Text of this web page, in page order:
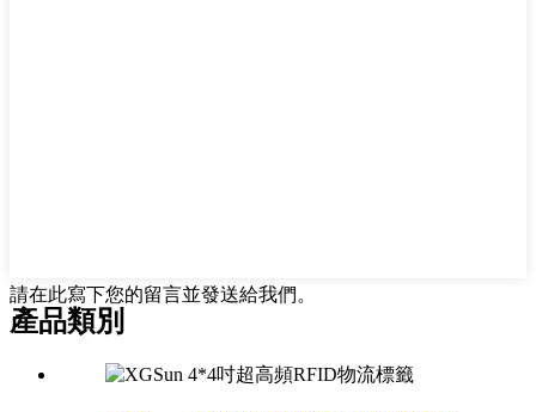
請在此寫下您的留言並發送給我們。
產品類別